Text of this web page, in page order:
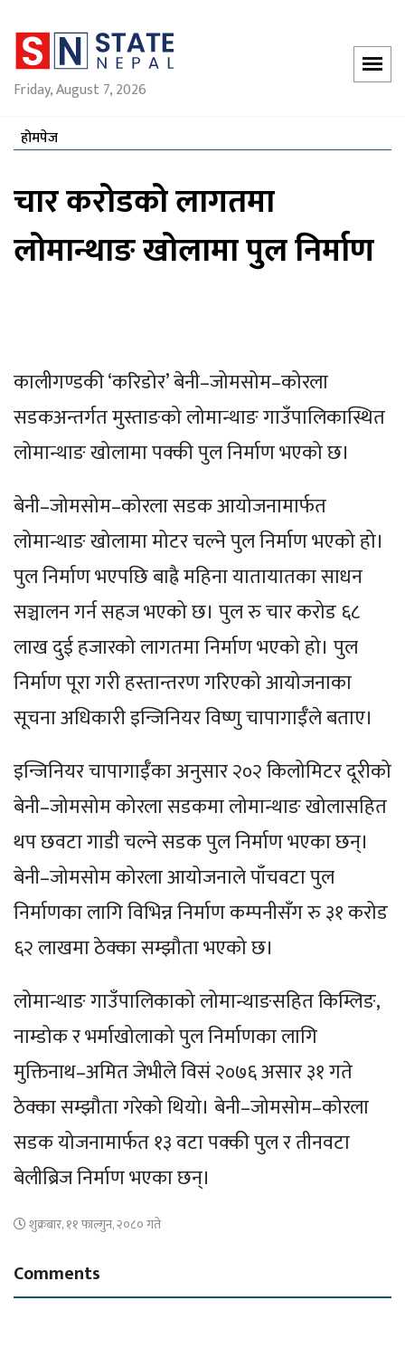
Friday, August 7, 2026
होमपेज
चार करोडको लागतमा
लोमान्थाङ खोलामा पुल निर्माण
कालीगण्डकी ‘करिडोर’ बेनी–जोमसोम–कोरला
सडकअन्तर्गत मुस्ताङको लोमान्थाङ गाउँपालिकास्थित
लोमान्थाङ खोलामा पक्की पुल निर्माण भएको छ।
बेनी–जोमसोम–कोरला सडक आयोजनामार्फत
लोमान्थाङ खोलामा मोटर चल्ने पुल निर्माण भएको हो।
पुल निर्माण भएपछि बाह्रै महिना यातायातका साधन
सञ्चालन गर्न सहज भएको छ। पुल रु चार करोड ६८
लाख दुई हजारको लागतमा निर्माण भएको हो। पुल
निर्माण पूरा गरी हस्तान्तरण गरिएको आयोजनाका
सूचना अधिकारी इन्जिनियर विष्णु चापागाईँले बताए।
इन्जिनियर चापागाईँका अनुसार २०२ किलोमिटर दूरीको
बेनी–जोमसोम कोरला सडकमा लोमान्थाङ खोलासहित
थप छवटा गाडी चल्ने सडक पुल निर्माण भएका छन्।
बेनी–जोमसोम कोरला आयोजनाले पाँचवटा पुल
निर्माणका लागि विभिन्न निर्माण कम्पनीसँग रु ३१ करोड
६२ लाखमा ठेक्का सम्झौता भएको छ।
लोमान्थाङ गाउँपालिकाको लोमान्थाङसहित किम्लिङ,
नाम्डोक र भर्माखोलाको पुल निर्माणका लागि
मुक्तिनाथ–अमित जेभीले विसं २०७६ असार ३१ गते
ठेक्का सम्झौता गरेको थियो। बेनी–जोमसोम–कोरला
सडक योजनामार्फत १३ वटा पक्की पुल र तीनवटा
बेलीब्रिज निर्माण भएका छन्।
शुक्रबार, ११ फाल्गुन, २०८० गते
Comments